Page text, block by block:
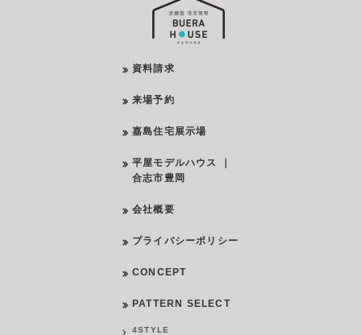
資料請求
来場予約
嘉島住宅展示場
平屋モデルハウス ｜
合志市豊岡
会社概要
プライバシーポリシー
CONCEPT
PATTERN SELECT
4STYLE